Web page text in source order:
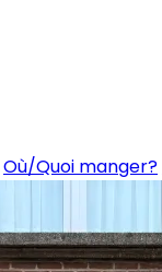
Où/Quoi manger?